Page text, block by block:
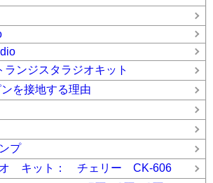
ンジスタラジオキット
を接地する理由
プ
オ キット： チェリー CK-606